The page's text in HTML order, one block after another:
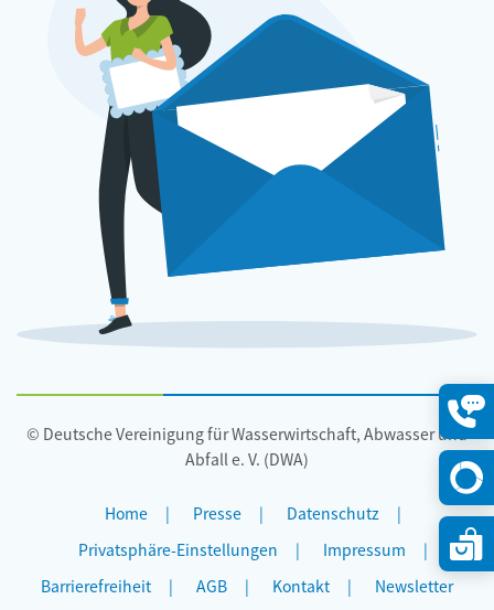
© Deutsche Vereinigung für Wasserwirtschaft, Abwasser und
Abfall e. V. (DWA)
Home Presse
Datenschutz
Privatsphäre-Einstellungen
Impressum
Barrierefreiheit
AGB Kontakt Newsletter